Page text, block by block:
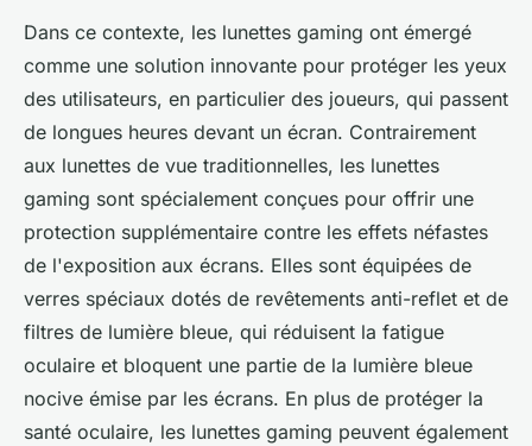
Dans ce contexte, les lunettes gaming ont émergé
comme une solution innovante pour protéger les yeux
des utilisateurs, en particulier des joueurs, qui passent
de longues heures devant un écran. Contrairement
aux lunettes de vue traditionnelles, les lunettes
gaming sont spécialement conçues pour offrir une
protection supplémentaire contre les effets néfastes
de l'exposition aux écrans. Elles sont équipées de
verres spéciaux dotés de revêtements anti-reflet et de
filtres de lumière bleue, qui réduisent la fatigue
oculaire et bloquent une partie de la lumière bleue
nocive émise par les écrans. En plus de protéger la
santé oculaire, les lunettes gaming peuvent également